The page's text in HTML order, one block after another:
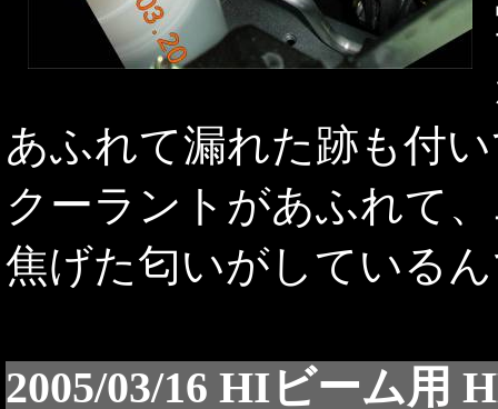
あふれて漏れた跡も付
クーラントがあふれて
焦げた匂いがしている
2005/03/16 HIビーム用